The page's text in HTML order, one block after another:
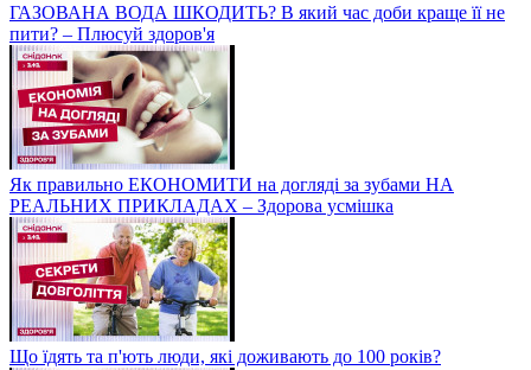
ГАЗОВАНА ВОДА ШКОДИТЬ? В який час доби краще її не
пити? – Плюсуй здоров'я
Як правильно ЕКОНОМИТИ на догляді за зубами НА
РЕАЛЬНИХ ПРИКЛАДАХ – Здорова усмішка
Що їдять та п'ють люди, які доживають до 100 років?